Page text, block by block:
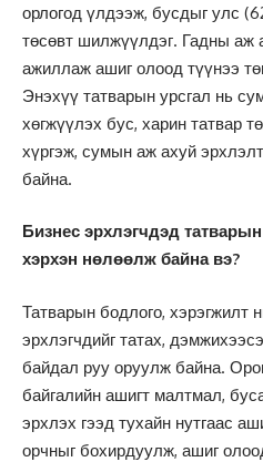
орлогод үлдээж, бусдыг улс
төсөвт шилжүүлдэг. Гадны аж
ажиллаж ашиг олоод түүнээ
Энэхүү татварын урсгал нь
хөгжүүлэх бус, харин татвар
хүргэж, сумын аж ахуй
байна.
Бизнес эрхлэгчдэд
хэрхэн нөлөөлж байна вэ?
Татварын бодлого, хэрэгжилт
эрхлэгчдийг татах,
байдал руу оруулж байна.
байгалийн ашигт малтмал,
эрхлэх гээд тухайн нутгаас
орчныг бохирдуулж, ашиг